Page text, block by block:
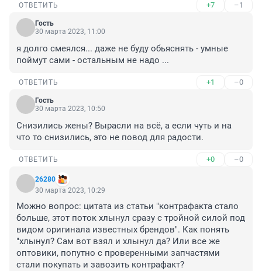
ОТВЕТИТЬ +7 –1
Гость
30 марта 2023, 11:00
я долго смеялся... даже не буду обьяснять - умные
поймут сами - остальным не надо ...
ОТВЕТИТЬ +1 –0
Гость
30 марта 2023, 10:50
Снизились жены? Вырасли на всё, а если чуть и на
что то снизились, это не повод для радости.
ОТВЕТИТЬ +0 –0
26280
30 марта 2023, 10:29
Можно вопрос: цитата из статьи "контрафакта стало
больше, этот поток хлынул сразу с тройной силой под
видом оригинала известных брендов". Как понять
"хлынул? Сам вот взял и хлынул да? Или все же
оптовики, попутно с проверенными запчастями
стали покупать и завозить контрафакт?